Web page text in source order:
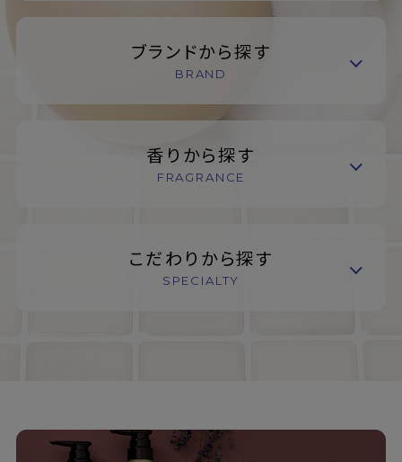
ブランドから探す
BRAND
香りから探す
FRAGRANCE
こだわりから探す
SPECIALTY